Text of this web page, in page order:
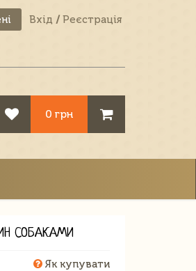
Вхід / Реєстрація
0 грн
СОБАКАМИ
Як купувати